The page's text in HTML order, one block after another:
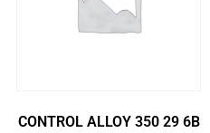
CONTROL ALLOY 350 29 6B